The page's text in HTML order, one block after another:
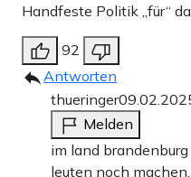
Handfeste Politik „für“
92
Antworten
thueringer
Melden
im land
leuten noch